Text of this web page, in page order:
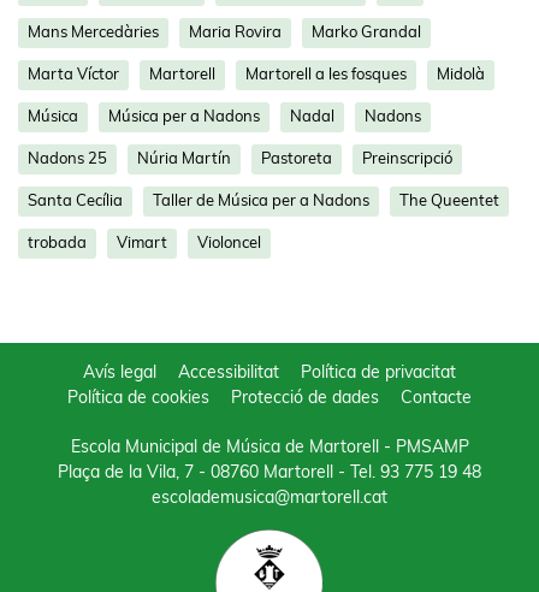
Mans Mercedàries Maria Rovira Marko Grandal
Marta Víctor Martorell Martorell a les fosques Midolà
Música Música per a Nadons Nadal Nadons
Nadons 25 Núria Martín Pastoreta Preinscripció
Santa Cecília Taller de Música per a Nadons The Queentet
trobada Vimart Violoncel
Avís legal Accessibilitat
Política de privacitat
Política de cookies
Protecció de dades Contacte
Escola Municipal de Música de Martorell - PMSAMP
Plaça de la Vila, 7 - 08760 Martorell - Tel. 93 775 19 48
escolademusica@martorell.cat